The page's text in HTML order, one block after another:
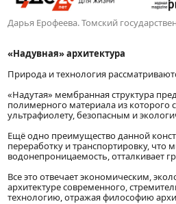
Дарья Ерофеева. Томский
«Надувная» архитектура
Природа и технология
«Надутая» мембранная структура
полимерного материала из
ультрафиолету, безопасным и
Ещё одно преимущество данной
переработку и транспортировку,
водонепроницаемость, отталкивает
Все это отвечает экономическим,
архитектуре современного,
технологию, отражая философию